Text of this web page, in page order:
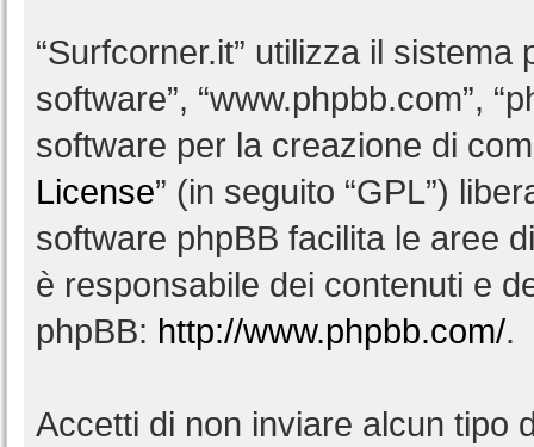
“Surfcorner.it” utilizza il sistema
software”, “www.phpbb.com”,
software per la creazione di
License” (in seguito “GPL”)
software phpBB facilita le aree
è responsabile dei contenuti e
phpBB: http://www.phpbb.com/.
Accetti di non inviare alcun tipo